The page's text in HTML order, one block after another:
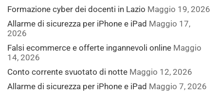
Formazione cyber dei docenti in Lazio Maggio 19, 2026
Allarme di sicurezza per iPhone e iPad Maggio 17,
2026
Falsi ecommerce e offerte ingannevoli online Maggio
14, 2026
Conto corrente svuotato di notte Maggio 12, 2026
Allarme di sicurezza per iPhone e iPad Maggio 7, 2026